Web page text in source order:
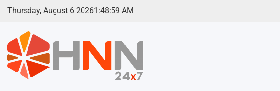
Skip
Thursday, August 6 20261 :49:00 AM